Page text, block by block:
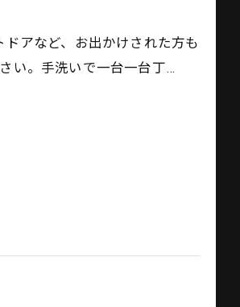
アなど、お出かけされた方も
い。手洗いで一台一台丁…